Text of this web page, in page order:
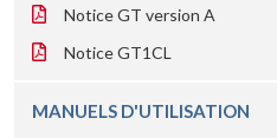
Notice GT version A
Notice GT1CL
MANUELS D'UTILISATION